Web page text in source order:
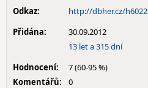
Odkaz:
http://dbher.cz/h6022
Přidána:
30.09.2012
13 let a 315 dní
Hodnocení:
7 (60-95 %)
Komentářů:
0